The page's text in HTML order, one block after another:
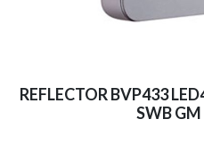
REFLECTOR BVP433
SWB